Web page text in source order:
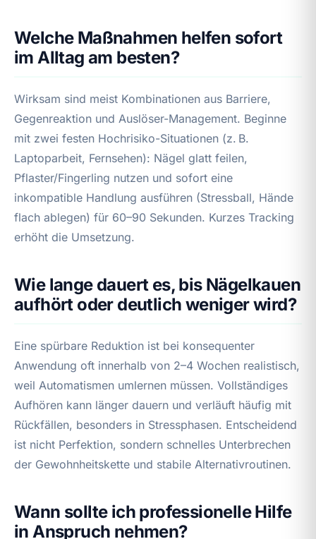
Welche Maßnahmen helfen sofort
im Alltag am besten?
Wirksam sind meist Kombinationen aus Barriere,
Gegenreaktion und Auslöser-Management. Beginne
mit zwei festen Hochrisiko-Situationen (z. B.
Laptoparbeit, Fernsehen): Nägel glatt feilen,
Pflaster/Fingerling nutzen und sofort eine
inkompatible Handlung ausführen (Stressball, Hände
flach ablegen) für 60–90 Sekunden. Kurzes Tracking
erhöht die Umsetzung.
Wie lange dauert es, bis Nägelkauen
aufhört oder deutlich weniger wird?
Eine spürbare Reduktion ist bei konsequenter
Anwendung oft innerhalb von 2–4 Wochen realistisch,
weil Automatismen umlernen müssen. Vollständiges
Aufhören kann länger dauern und verläuft häufig mit
Rückfällen, besonders in Stressphasen. Entscheidend
ist nicht Perfektion, sondern schnelles Unterbrechen
der Gewohnheitskette und stabile Alternativroutinen.
Wann sollte ich professionelle Hilfe
in Anspruch nehmen?